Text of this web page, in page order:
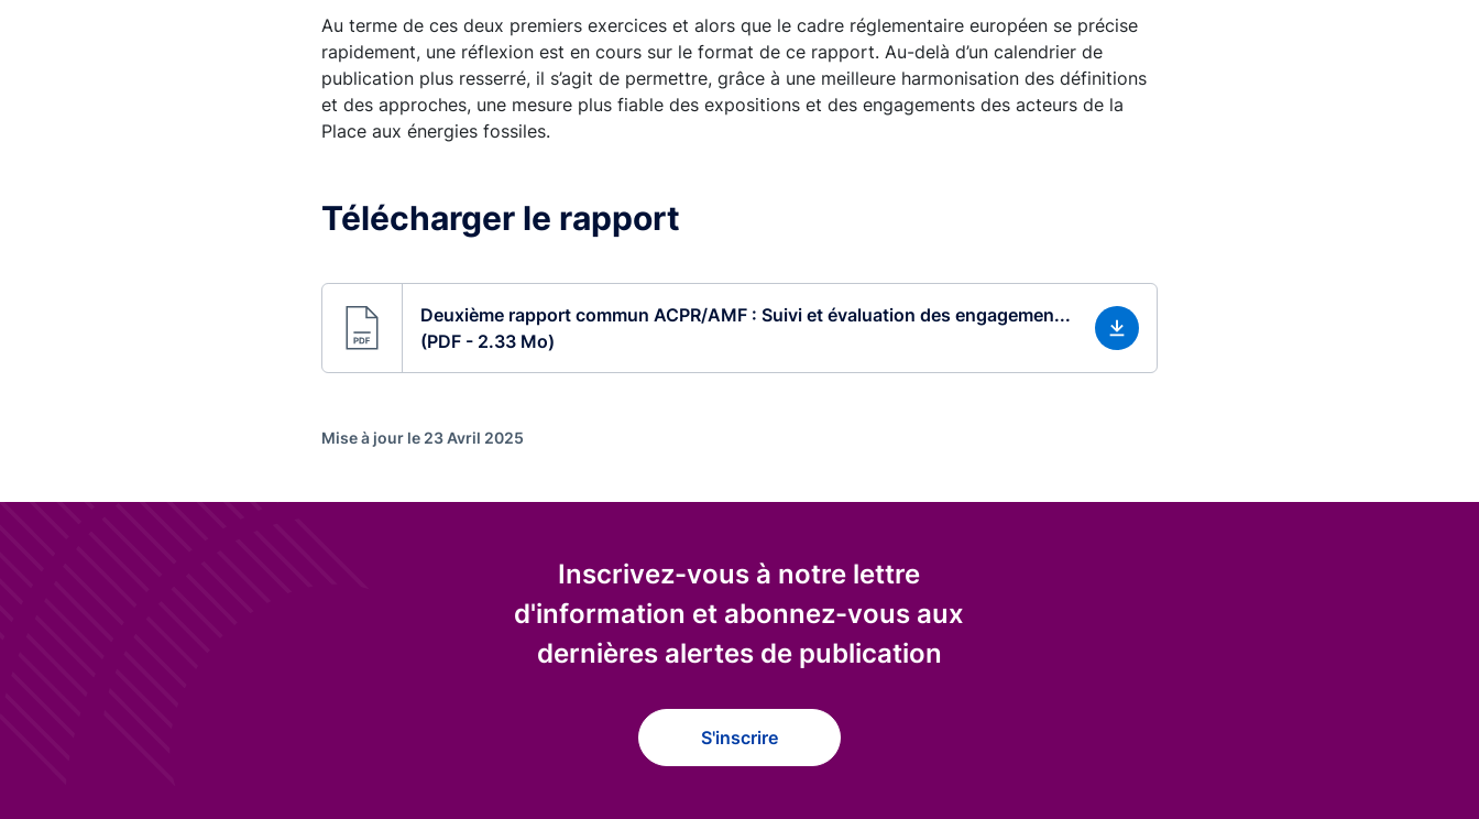
Au terme de ces deux premiers exercices et alors que le cadre réglementaire européen se précise
rapidement, une réflexion est en cours sur le format de ce rapport. Au-delà d’un calendrier de
publication plus resserré, il s’agit de permettre, grâce à une meilleure harmonisation des définitions
et des approches, une mesure plus fiable des expositions et des engagements des acteurs de la
Place aux énergies fossiles.
Télécharger le rapport
Deuxième rapport commun ACPR/AMF : Suivi et évaluation des engagemen...
(PDF - 2.33 Mo)
Mise à jour le 23 Avril 2025
Inscrivez-vous à notre lettre
d'information et abonnez-vous aux
dernières alertes de publication
S'inscrire